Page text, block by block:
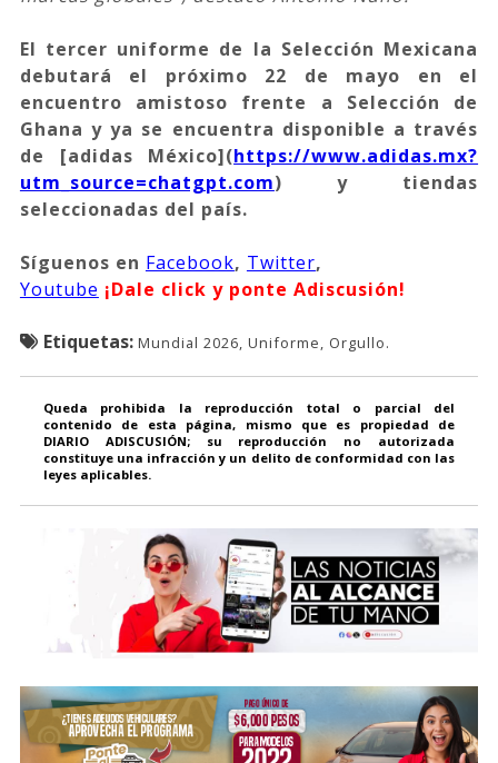
El tercer uniforme de la Selección Mexicana
debutará el próximo 22 de mayo en el
encuentro amistoso frente a Selección de
Ghana y ya se encuentra disponible a través
de [adidas México](https://www.adidas.mx?
utm_source=chatgpt.com) y tiendas
seleccionadas del país.
Síguenos en Facebook, Twitter,
Youtube ¡Dale click y ponte Adiscusión!
Etiquetas: Mundial 2026, Uniforme, Orgullo.
Queda prohibida la reproducción total o parcial del
contenido de esta página, mismo que es propiedad de
DIARIO ADISCUSIÓN; su reproducción no autorizada
constituye una infracción y un delito de conformidad con las
leyes aplicables.